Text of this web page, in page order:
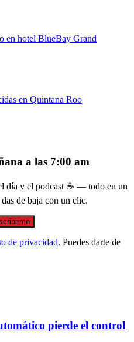
en hotel BlueBay Grand
en Quintana Roo
a las 7:00 am
día y el podcast ☕ — todo en un
de baja con un clic.
de privacidad. Puedes darte de
pierde el control